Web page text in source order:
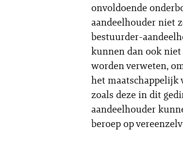
onvoldoende
aandeelhouder niet
bestuurder-
kunnen dan ook
worden verweten,
het maatschappelijk
zoals deze in dit
aandeelhouder
beroep op